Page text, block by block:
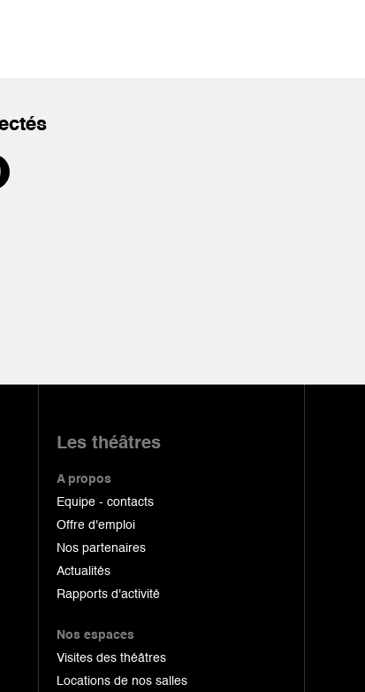
Les théâtres
A propos
Equipe - contacts
Offre d'emploi
Nos partenaires
Actualités
Rapports d'activité
Nos espaces
Visites des théâtres
Locations de nos salles